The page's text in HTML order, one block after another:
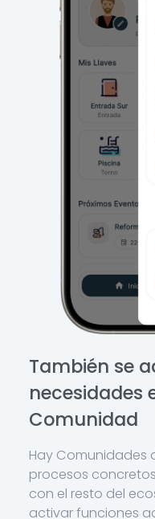
También se
necesidades
Comunidad
Hay Comunidades
procesos
con el resto del
activar funciones